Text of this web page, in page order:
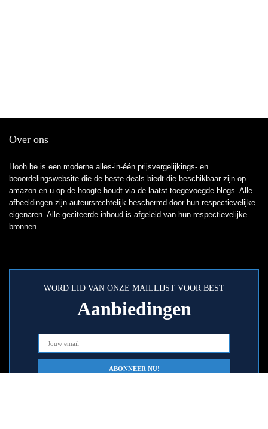
Over ons
Hooh.be is een moderne alles-in-één prijsvergelijkings- en
beoordelingswebsite die de beste deals biedt die beschikbaar zijn op
amazon en u op de hoogte houdt via de laatst toegevoegde blogs. Alle
afbeeldingen zijn auteursrechtelijk beschermd door hun respectievelijke
eigenaren. Alle geciteerde inhoud is afgeleid van hun respectievelijke
bronnen.
WORD LID VAN ONZE MAILLIJST VOOR BEST
Aanbiedingen